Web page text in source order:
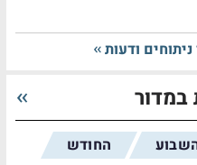
ניתוחים ודעות
במדור
החודש